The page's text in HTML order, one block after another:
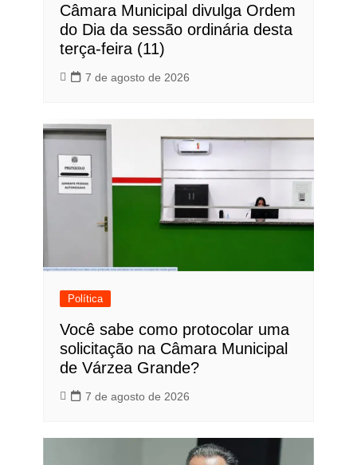
Câmara Municipal divulga Ordem
do Dia da sessão ordinária desta
terça-feira (11)
7 de agosto de 2026
Política
Você sabe como protocolar uma
solicitação na Câmara Municipal
de Várzea Grande?
7 de agosto de 2026